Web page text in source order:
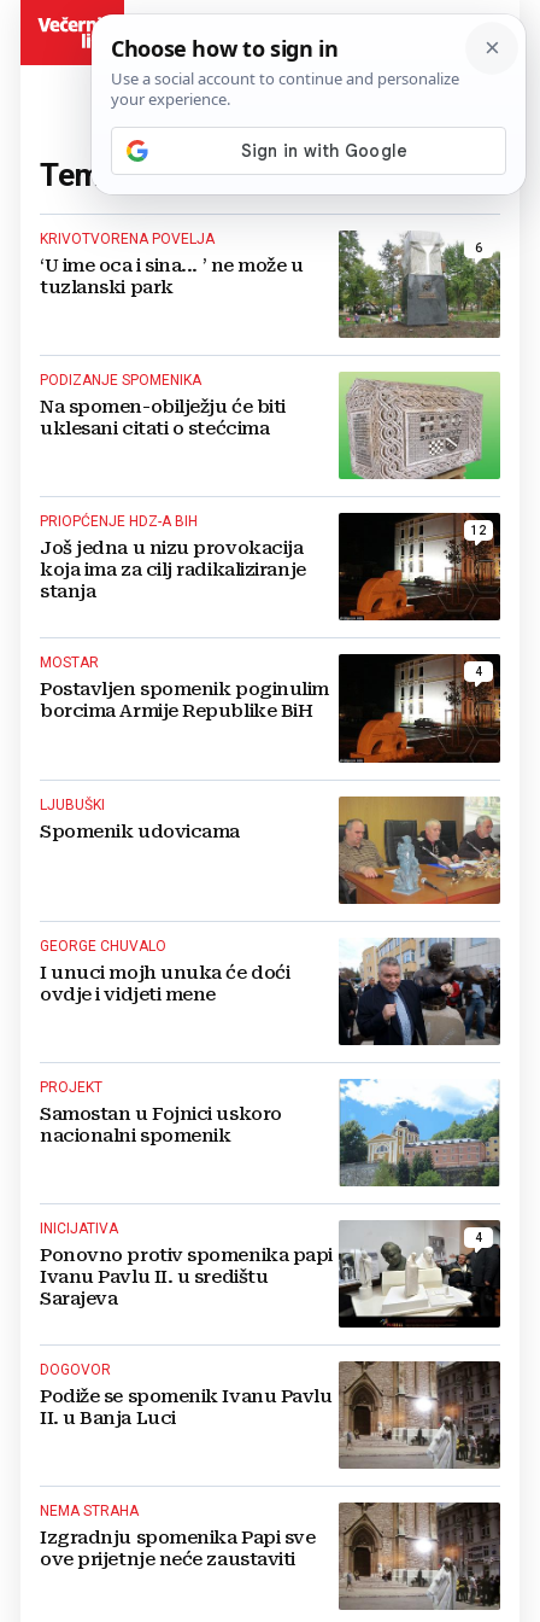
Tema:spomenik(90 članaka)
6
KRIVOTVORENA POVELJA
‘U ime oca i sina... ’ ne može u
tuzlanski park
PODIZANJE SPOMENIKA
Na spomen-obilježju će biti
uklesani citati o stećcima
12
PRIOPĆENJE HDZ-A BIH
Još jedna u nizu provokacija
koja ima za cilj radikaliziranje
stanja
4
MOSTAR
Postavljen spomenik poginulim
borcima Armije Republike BiH
LJUBUŠKI
Spomenik udovicama
GEORGE CHUVALO
I unuci mojh unuka će doći
ovdje i vidjeti mene
PROJEKT
Samostan u Fojnici uskoro
nacionalni spomenik
4
INICIJATIVA
Ponovno protiv spomenika papi
Ivanu Pavlu II. u središtu
Sarajeva
DOGOVOR
Podiže se spomenik Ivanu Pavlu
II. u Banja Luci
NEMA STRAHA
Izgradnju spomenika Papi sve
ove prijetnje neće zaustaviti